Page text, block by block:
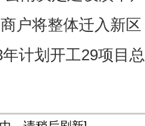
户将整体迁入新区
计划开工29项目